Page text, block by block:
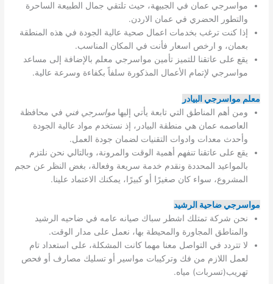
مواسرجي عمان في الجبيهة، حيث تلتقي جمال الطبيعة الساحرة
والتطور الحضري في عمان الاردن.
إذا كنت ترغب بخدمات اعمال صحية عالية الجودة في هذه المنطقة
بعمان، و ارخص اسعار فأنت في المكان المناسب.
يقع على عاتقنا للتميز تأمين مواسرجي معلم بالإضافة إلى مساعد
مواسرجي لإتمام الأعمال المذكورة سلفاً بكفاءة وسرعة عالية.
معلم مواسرجي البيادر
ومن أهم المناطق التي تابعة يأتي إليهامواسرجي فني في محافظة
العاصمه عمان هي منطقة البيادر، إذ نستخدم مواد عالية الجودة
وأحدث معدات وادوات التقنيات لضمان جودة العمل.
يقع على عاتقنا تنفهم أهمية الوقت والمرونة، وبالتالي نحن نلتزم
بالمواعيد المحددة ونقدم خدمة سريعة وفعالة، بغض النظر عن حجم
المشروع، سواء كان صغيرًا أو كبيرًا، يمكنك الاعتماد علينا.
مواسرجي ضاحية الرشيد
نحن شركة تمتلك اشطر سباك صيانه عامه في ضاحيه الرشيد
والمناطق المجاورة والمحيطة بها، نعمل على مدار الوقت.
لا تتردد في التواصل معنا مهما كانت المشكلة، على استعداد تام
لعمل اللازم من فك وتركيبات مواسير أو تسليك مصارف أو فحص
تهريب(تسربات) مياه.